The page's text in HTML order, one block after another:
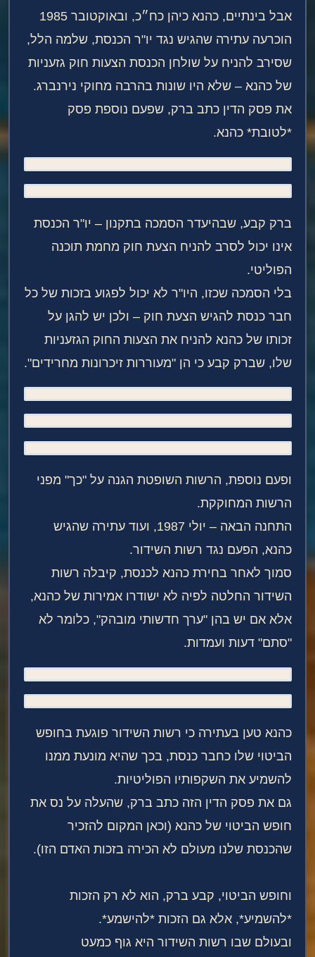
אבל בינתיים, כהנא כיהן כח״כ, ובאוקטובר 1985
הוכרעה עתירה שהגיש נגד יו"ר הכנסת, שלמה הלל,
שסירב להניח על שולחן הכנסת הצעות חוק גזעניות
של כהנא – שלא היו שונות בהרבה מחוקי נירנברג.
את פסק הדין כתב ברק, שפעם נוספת פסק
*לטובת* כהנא.
ברק קבע, שבהיעדר הסמכה בתקנון – יו"ר הכנסת
אינו יכול לסרב להניח הצעת חוק מחמת תוכנה
הפוליטי.
בלי הסמכה שכזו, היו"ר לא יכול לפגוע בזכות של כל
חבר כנסת להגיש הצעת חוק – ולכן יש להגן על
זכותו של כהנא להניח את הצעות החוק הגזעניות
שלו, שברק קבע כי הן "מעוררות זיכרונות מחרידים".
ופעם נוספת, הרשות השופטת הגנה על "כך" מפני
הרשות המחוקקת.
התחנה הבאה – יולי 1987, ועוד עתירה שהגיש
כהנא, הפעם נגד רשות השידור.
סמוך לאחר בחירת כהנא לכנסת, קיבלה רשות
השידור החלטה לפיה לא ישודרו אמירות של כהנא,
אלא אם יש בהן "ערך חדשותי מובהק", כלומר לא
"סתם" דעות ועמדות.
כהנא טען בעתירה כי רשות השידור פוגעת בחופש
הביטוי שלו כחבר כנסת, בכך שהיא מונעת ממנו
להשמיע את השקפותיו הפוליטיות.
גם את פסק הדין הזה כתב ברק, שהעלה על נס את
חופש הביטוי של כהנא (וכאן המקום להזכיר
שהכנסת שלנו מעולם לא הכירה בזכות האדם הזו).
וחופש הביטוי, קבע ברק, הוא לא רק הזכות
*להשמיע*, אלא גם הזכות *להישמע*.
ובעולם שבו רשות השידור היא גוף כמעט